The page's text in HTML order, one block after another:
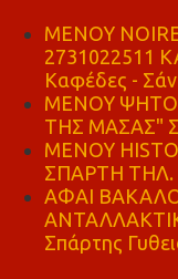
MENOY
2731022511
Καφέδες -
ΜΕΝΟΥ
ΤΗΣ ΜΑΣΑΣ"
ΜΕΝΟΥ
ΣΠΑΡΤΗ ΤΗΛ.
ΑΦΑΙ
Σπάρτης